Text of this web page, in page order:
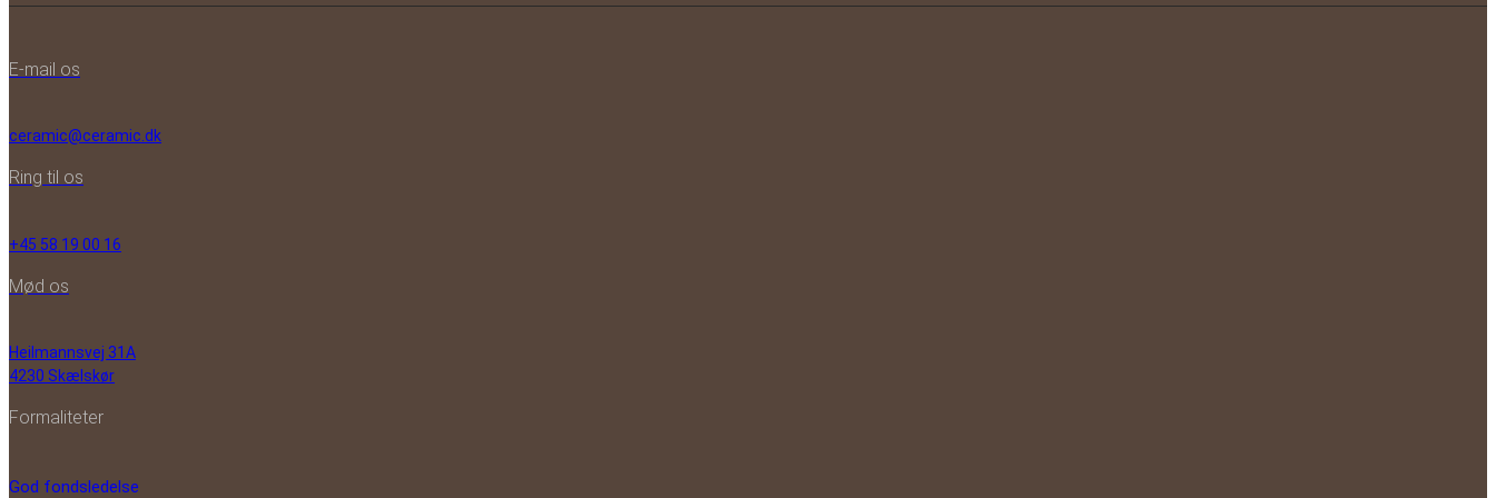
E-mail os
ceramic@ceramic.dk
Ring til os
+45 58 19 00 16
Mød os
Heilmannsvej 31A
4230 Skælskør
Formaliteter
God fondsledelse